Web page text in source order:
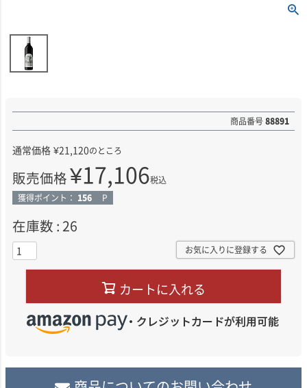
商品番号88891
通常価格 ¥21,120のところ
販売価格¥17,106税込
獲得ポイント： 156 P
在庫数 26
お気に入りに登録する
カートに入れる